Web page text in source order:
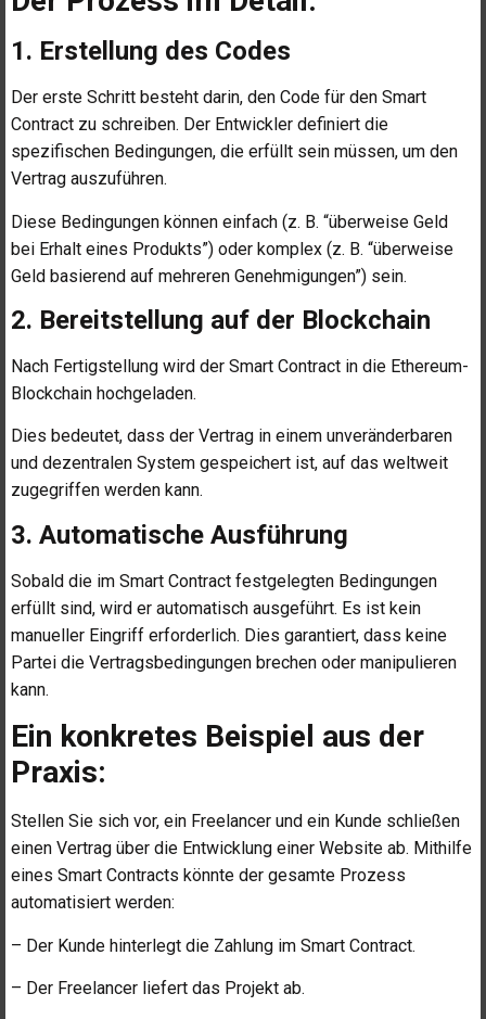
1. Erstellung des Codes
Der erste Schritt besteht darin, den Code für den Smart
Contract zu schreiben. Der Entwickler definiert die
spezifischen Bedingungen, die erfüllt sein müssen, um den
Vertrag auszuführen.
Diese Bedingungen können einfach (z. B. “überweise Geld
bei Erhalt eines Produkts”) oder komplex (z. B. “überweise
Geld basierend auf mehreren Genehmigungen”) sein.
2. Bereitstellung auf der Blockchain
Nach Fertigstellung wird der Smart Contract in die Ethereum-
Blockchain hochgeladen.
Dies bedeutet, dass der Vertrag in einem unveränderbaren
und dezentralen System gespeichert ist, auf das weltweit
zugegriffen werden kann.
3. Automatische Ausführung
Sobald die im Smart Contract festgelegten Bedingungen
erfüllt sind, wird er automatisch ausgeführt. Es ist kein
manueller Eingriff erforderlich. Dies garantiert, dass keine
Partei die Vertragsbedingungen brechen oder manipulieren
kann.
Ein konkretes Beispiel aus der
Praxis:
Stellen Sie sich vor, ein Freelancer und ein Kunde schließen
einen Vertrag über die Entwicklung einer Website ab. Mithilfe
eines Smart Contracts könnte der gesamte Prozess
automatisiert werden:
– Der Kunde hinterlegt die Zahlung im Smart Contract.
– Der Freelancer liefert das Projekt ab.